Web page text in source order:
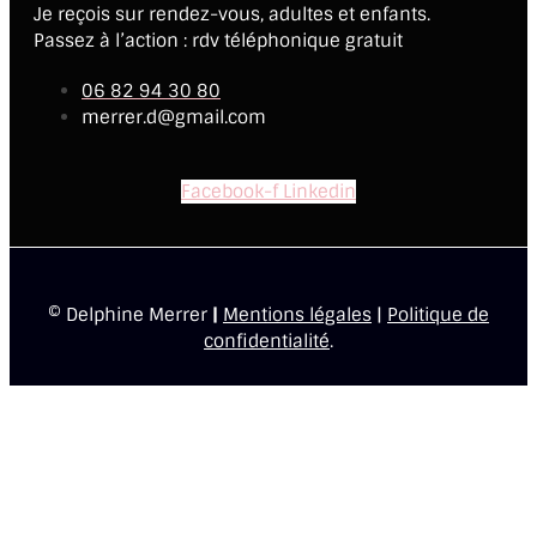
Je reçois sur rendez-vous, adultes et enfants.
Passez à l’action : rdv téléphonique gratuit
06 82 94 30 80
merrer.d@gmail.com
Facebook-f Linkedin
© Delphine Merrer | Mentions légales | Politique de
confidentialité.